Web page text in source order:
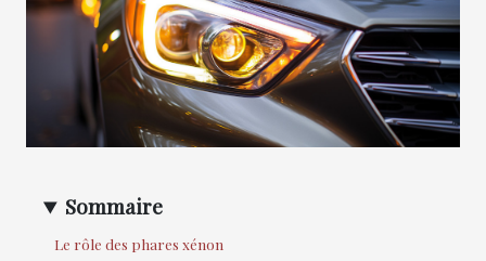
Sommaire
Le rôle des phares xénon